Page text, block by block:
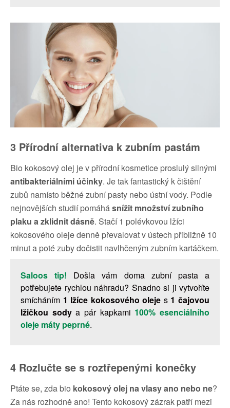
3 Přírodní alternativa k zubním pastám
Bio kokosový olej je v přírodní kosmetice proslulý silnými
antibakteriálními účinky. Je tak fantastický k čištění
zubů namísto běžné zubní pasty nebo ústní vody. Podle
nejnovějších studií pomáhásnížit množství zubního
plaku a zklidnit dásně. Stačí 1 polévkovou lžíci
kokosového oleje denně převalovat v ústech přibližně 10
minut a poté zuby dočistit navlhčeným zubním kartáčkem.
Saloos tip! Došla vám doma zubní pasta a
potřebujete rychlou náhradu? Snadno si ji vytvoříte
smícháním 1 lžíce kokosového oleje s 1 čajovou
lžičkou sodya pár kapkami 100% esenciálního
oleje máty peprné.
4 Rozlučte se s roztřepenými konečky
Ptáte se, zda bio kokosový olej na vlasy ano nebo ne?
Za nás rozhodně ano! Tento kokosový zázrak patří mezi